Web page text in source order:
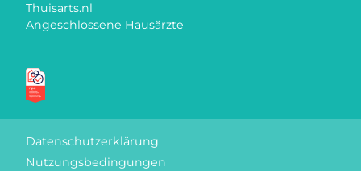
Thuisarts.nl
Angeschlossene Hausärzte
Datenschutzerklärung
Nutzungsbedingungen